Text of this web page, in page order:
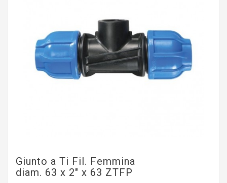
Giunto a Ti Fil. Femmina
diam. 63 x 2" x 63 ZTFP